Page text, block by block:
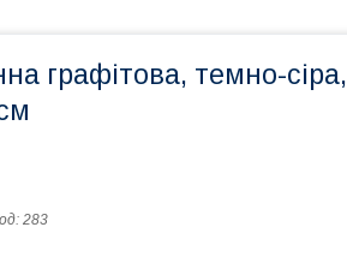
графітова, темно-сіра,
283